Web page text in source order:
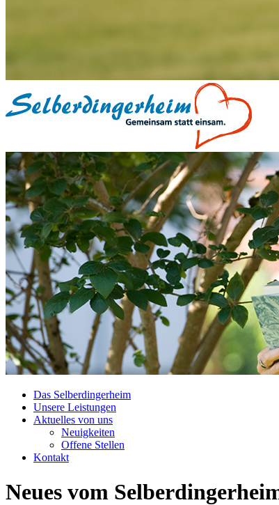
Das Selberdingerheim
Unsere Leistungen
Aktuelles von uns
Neuigkeiten
Offene Stellen
Kontakt
Neues vom